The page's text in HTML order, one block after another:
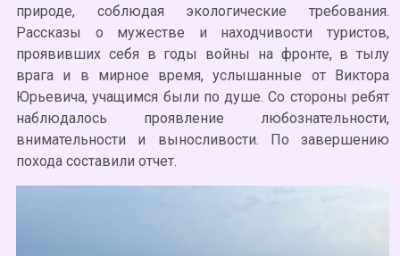
природе, соблюдая экологические требования.
Рассказы о мужестве и находчивости туристов,
проявивших себя в годы войны на фронте, в тылу
врага и в мирное время, услышанные от Виктора
Юрьевича, учащимся были по душе. Со стороны ребят
наблюдалось проявление любознательности,
внимательности и выносливости. По завершению
похода составили отчет.